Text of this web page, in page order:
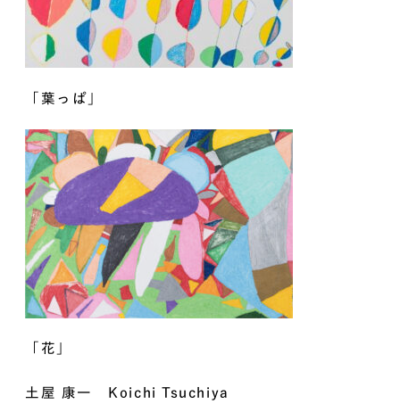
「葉っぱ」
「花」
土屋 康一 Koichi Tsuchiya